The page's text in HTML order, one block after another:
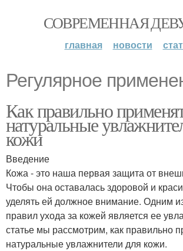
СОВРЕМЕННАЯ
главная новости
Регулярное
Как правильно
натуральные
кожи
Введение
Кожа - это наша первая защита от
Чтобы она оставалась здоровой и
уделять ей должное внимание. Одним
правил ухода за кожей является ее
статье мы рассмотрим, как правильно
натуральные увлажнители для кожи.